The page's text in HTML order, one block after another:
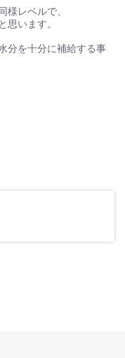
様レベルで、
思います。
分を十分に補給する事